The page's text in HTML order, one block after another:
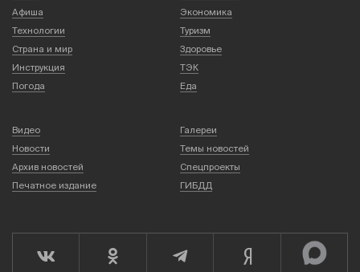
Афиша
Экономика
Технологии
Туризм
Страна и мир
Здоровье
Инструкция
ТЭК
Погода
Еда
Видео
Галереи
Новости
Темы новостей
Архив новостей
Спецпроекты
Печатное издание
ГИБДД